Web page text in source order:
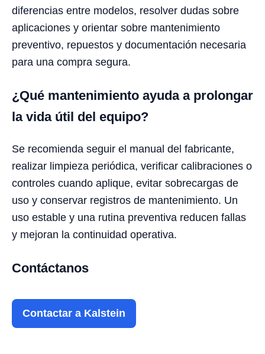
diferencias entre modelos, resolver dudas sobre
aplicaciones y orientar sobre mantenimiento
preventivo, repuestos y documentación necesaria
para una compra segura.
¿Qué mantenimiento ayuda a prolongar
la vida útil del equipo?
Se recomienda seguir el manual del fabricante,
realizar limpieza periódica, verificar calibraciones o
controles cuando aplique, evitar sobrecargas de
uso y conservar registros de mantenimiento. Un
uso estable y una rutina preventiva reducen fallas
y mejoran la continuidad operativa.
Contáctanos
Contactar a Kalstein